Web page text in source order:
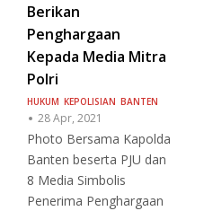
Berikan
Penghargaan
Kepada Media Mitra
Polri
HUKUM KEPOLISIAN BANTEN
28 Apr, 2021
Photo Bersama Kapolda
Banten beserta PJU dan
8 Media Simbolis
Penerima Penghargaan